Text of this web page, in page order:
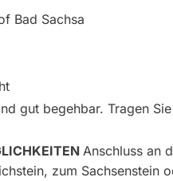
Bad Sachsa
gut begehbar. Tragen
Anschluss an
zum Sachsenstein